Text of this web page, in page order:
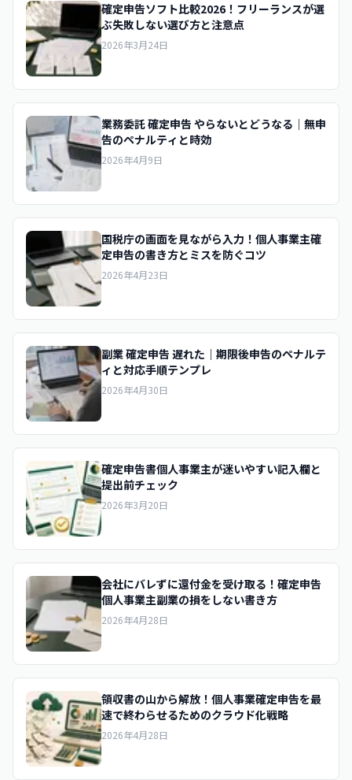
確定申告ソフト比較2026！フリーランスが選
ぶ失敗しない選び方と注意点
2026年3月24日
業務委託 確定申告 やらないとどうなる｜無申
告のペナルティと時効
2026年4月9日
国税庁の画面を見ながら入力！個人事業主確
定申告の書き方とミスを防ぐコツ
2026年4月23日
副業 確定申告 遅れた｜期限後申告のペナルテ
ィと対応手順テンプレ
2026年4月30日
確定申告書個人事業主が迷いやすい記入欄と
提出前チェック
2026年3月20日
会社にバレずに還付金を受け取る！確定申告
個人事業主副業の損をしない書き方
2026年4月28日
領収書の山から解放！個人事業確定申告を最
速で終わらせるためのクラウド化戦略
2026年4月28日